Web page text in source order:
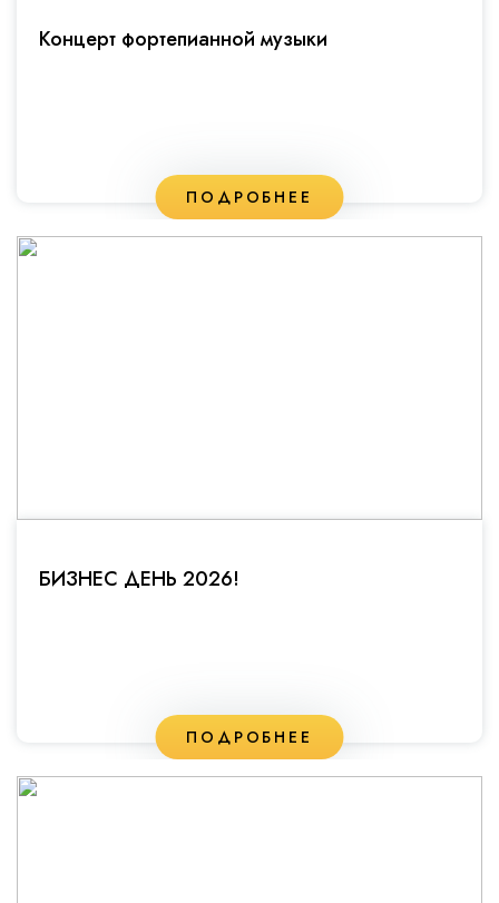
Концерт фортепианной музыки
ПОДРОБНЕЕ
БИЗНЕС ДЕНЬ 2026!
ПОДРОБНЕЕ